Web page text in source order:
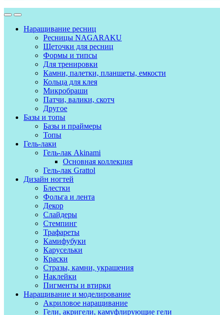
Наращивание ресниц
Ресницы NAGARAKU
Щеточки для ресниц
Формы и типсы
Для тренировки
Камни, палетки, планшеты, емкости
Кольца для клея
Микробраши
Патчи, валики, скотч
Другое
Базы и топы
Базы и праймеры
Топы
Гель-лаки
Гель-лак Akinami
Основная коллекция
Гель-лак Grattol
Дизайн ногтей
Блестки
Фольга и лента
Декор
Слайдеры
Стемпинг
Трафареты
Камифубуки
Карусельки
Краски
Стразы, камни, украшения
Наклейки
Пигменты и втирки
Наращивание и моделирование
Акриловое наращивание
Гели, акригели, камуфлирующие гели